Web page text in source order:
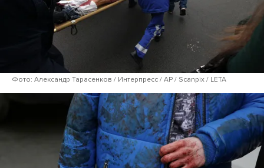
Фото: Александр Тарасенков / Интерпресс / AP / Scanpix / LETA